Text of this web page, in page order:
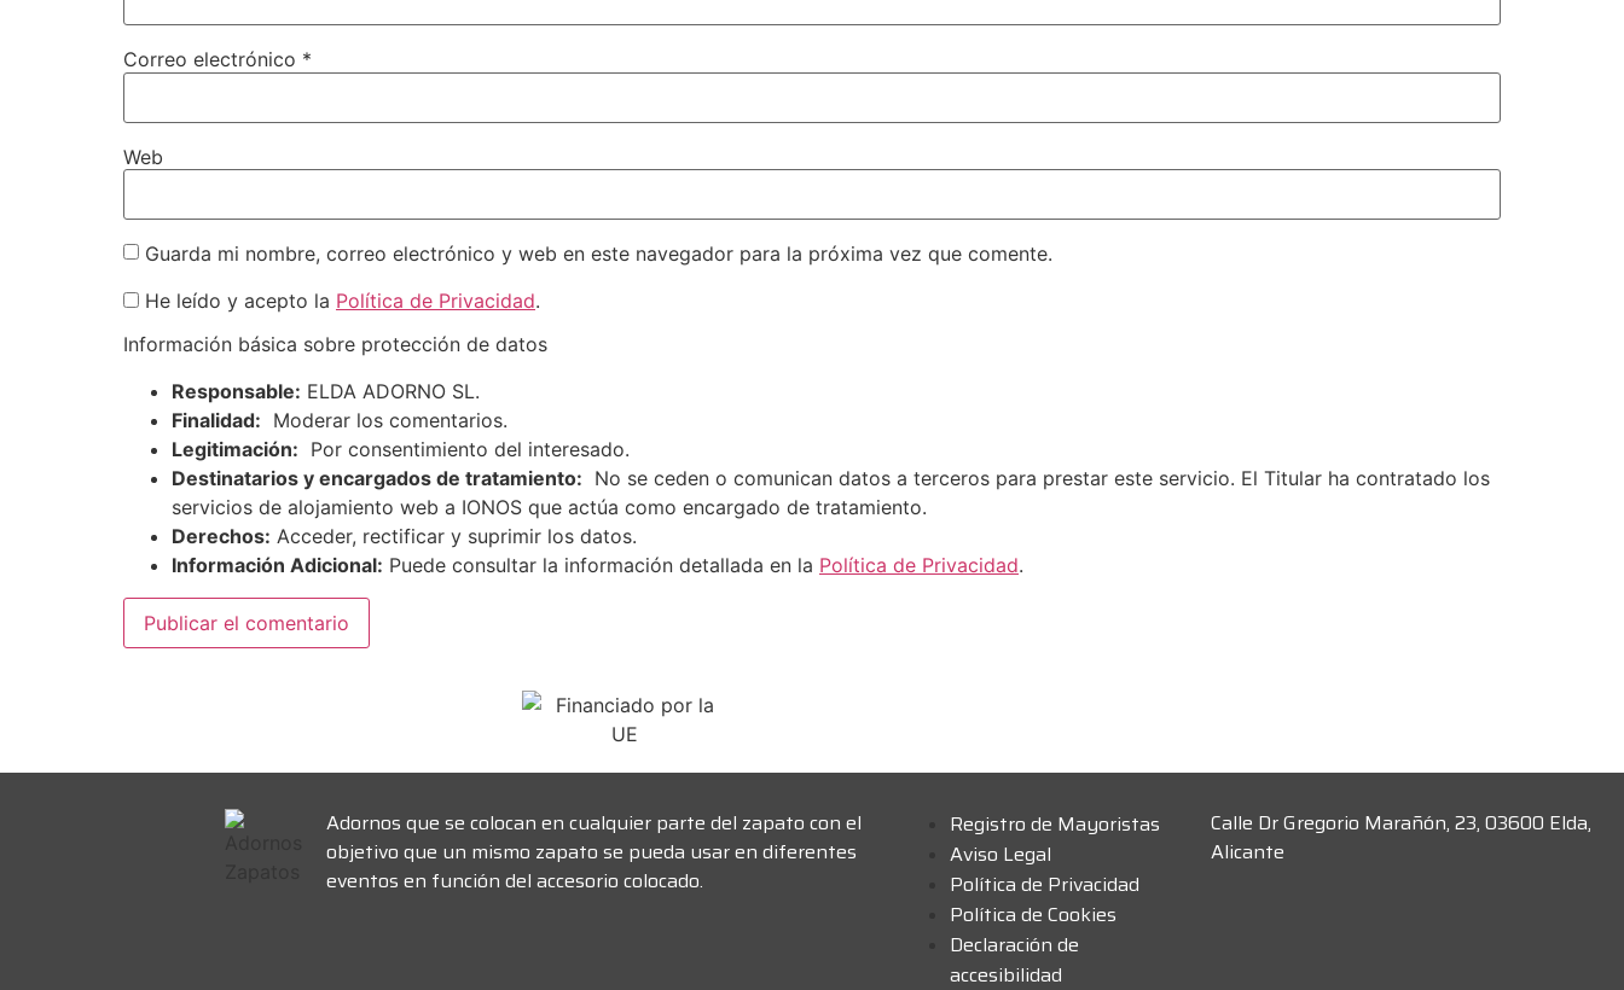
Correo electrónico *
Web
Guarda mi nombre, correo electrónico y web en este navegador para la próxima vez que comente.
He leído y acepto la Política de Privacidad.
Información básica sobre protección de datos
Responsable: ELDA ADORNO SL.
Finalidad: Moderar los comentarios.
Legitimación: Por consentimiento del interesado.
Destinatarios y encargados de tratamiento: No se ceden o comunican datos a terceros para prestar este servicio. El Titular ha contratado los
servicios de alojamiento web a IONOS que actúa como encargado de tratamiento.
Derechos: Acceder, rectificar y suprimir los datos.
Información Adicional: Puede consultar la información detallada en la Política de Privacidad.
Adornos que se colocan en cualquier parte del zapato con el
objetivo que un mismo zapato se pueda usar en diferentes
eventos en función del accesorio colocado.
Registro de Mayoristas
Aviso Legal
Política de Privacidad
Política de Cookies
Declaración de
accesibilidad
Calle Dr Gregorio Marañón, 23, 03600 Elda,
Alicante